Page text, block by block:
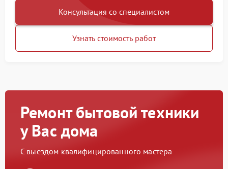
Консультация со специалистом
Узнать стоимость работ
Ремонт бытовой техники
у Вас дома
С выездом квалифицированного мастера